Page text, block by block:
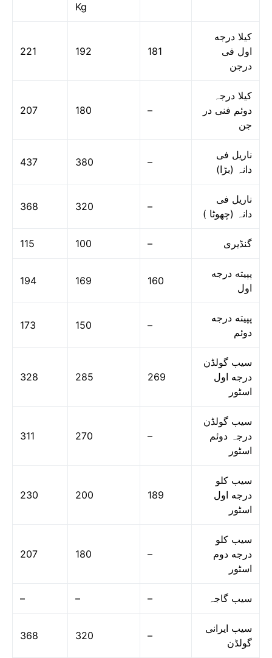
Kg
221 192 181
کیلا درجه
اول فی
درجن
207 180 –
کیلا درجہ
دوئم فنی در
جن
437 380 –
ناریل فی
دانہ (بڑا)
368 320 –
ناریل فی
دانہ (چھوٹا )
115 100 – گنڈیری
194 169 160
پپیته درجه
اول
173 150 –
پپیته درجه
دوئم
328 285 269
سیب گولڈن
درجه اول
اسٹور
311 270 –
سیب گولڈن
درجہ دوئم
اسٹور
230 200 189
سیب کلو
درجه اول
اسٹور
207 180 –
سیب کلو
درجه دوم
اسٹور
– – – سیب گاجہ
368 320 –
سیب ایرانی
گولڈن